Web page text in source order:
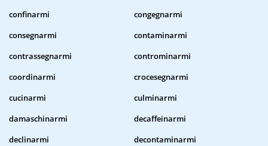
confinarmi
congegnarmi
consegnarmi
contaminarmi
contrassegnarmi
controminarmi
coordinarmi
crocesegnarmi
cucinarmi
culminarmi
damaschinarmi
decaffeinarmi
declinarmi
decontaminarmi